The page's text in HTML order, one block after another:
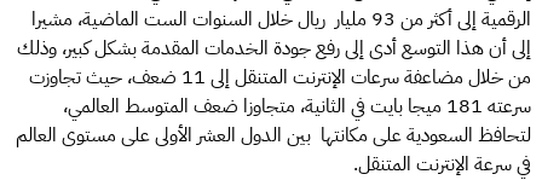
الرقمية إلى أكثر من 93 مليار ريال خلال السنوات الست الماضية، مشيرا
إلى أن هذا التوسع أدى إلى رفع جودة الخدمات المقدمة بشكل كبير، وذلك
من خلال مضاعفة سرعات الإنترنت المتنقل إلى 11 ضعف، حيث تجاوزت
سرعته 181 ميجا بايت في الثانية، متجاوزا ضعف المتوسط العالمي،
لتحافظ السعودية على مكانتها بين الدول العشر الأولى على مستوى العالم
في سرعة الإنترنت المتنقل.